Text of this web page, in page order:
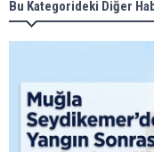
Bu Kategorideki Diğer